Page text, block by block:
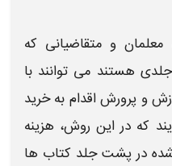
و متقاضیانی که
هستند می توانند با
و پرورش اقدام به خرید
که در این روش، هزینه
در پشت جلد کتاب ها